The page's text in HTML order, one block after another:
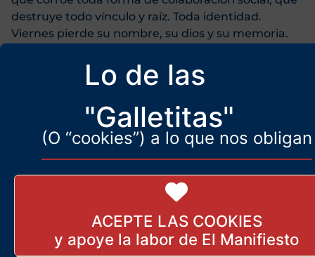
Lo de las
"Galletitas"
(O “cookies”) a lo que nos obligan
ACEPTE LAS COOKIES
destruye todo vínculo y raíz. Toda identidad.
Viernes pierde su nombre, su dios y su memoria.
Sociedad